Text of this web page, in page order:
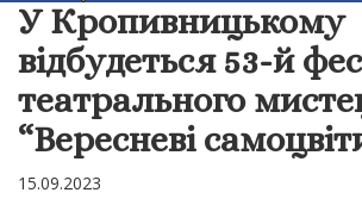
У Кpопивницькому
відбудеться 53-й
театpального
“Веpесневі
15.09.2023